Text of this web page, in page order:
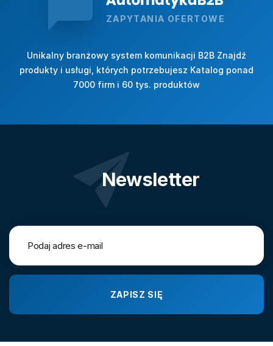
ZAPYTANIA OFERTOWE
Unikalny branżowy system komunikacji B2B Znajdź
produkty i usługi, których potrzebujesz Katalog ponad
7000 firm i 60 tys. produktów
Newsletter